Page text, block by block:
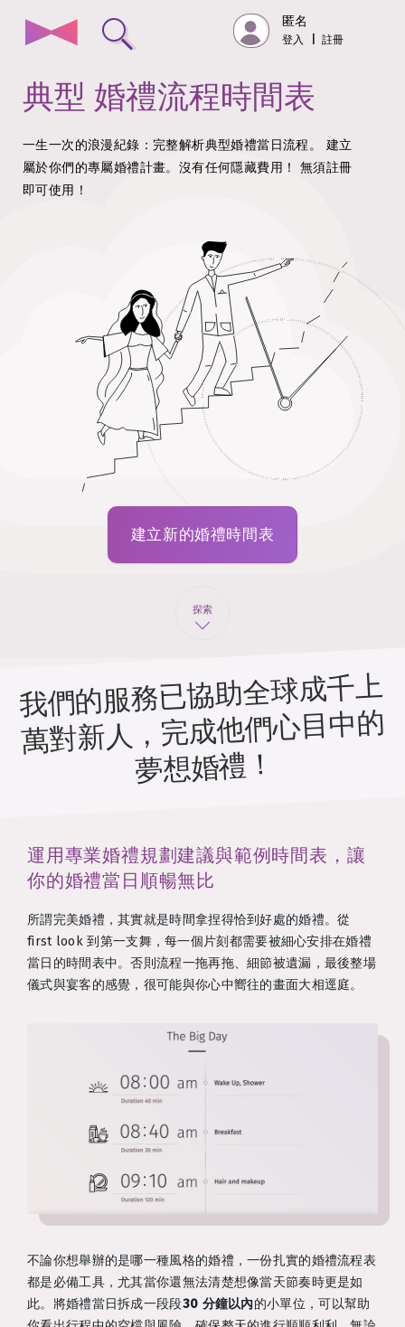
匿名
登入 註冊
典型 婚禮流程時間表
一生一次的浪漫紀錄：完整解析典型婚禮當日流程。
建立
屬於你們的專屬婚禮計畫。沒有任何隱藏費用！
無須註冊
即可使用！
建立新的婚禮時間表
探索
我們的服務已協助全球成千上
萬對新人，完成他們心目中的
夢想婚禮！
運用專業婚禮規劃建議與範例時間表，讓
你的婚禮當日順暢無比
所謂完美婚禮，其實就是時間拿捏得恰到好處的婚禮。從
first look 到第一支舞，每一個片刻都需要被細心安排在婚禮
當日的時間表中。否則流程一拖再拖、細節被遺漏，最後整場
儀式與宴客的感覺，很可能與你心中嚮往的畫面大相逕庭。
不論你想舉辦的是哪一種風格的婚禮，一份扎實的婚禮流程表
都是必備工具，尤其當你還無法清楚想像當天節奏時更是如
此。將婚禮當日拆成一段段30 分鐘以內的小單位，可以幫助